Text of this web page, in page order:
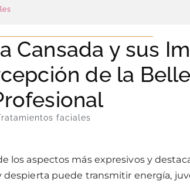
Cansada y sus
de la
faciales
los aspectos más expresivos y
despierta puede transmitir energía,